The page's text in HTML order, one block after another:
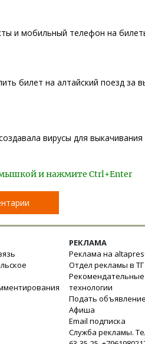
и мобильный телефон на
билет на алтайский поезд за
вирусы для выкачивания
и нажмите Ctrl+Enter
РЕКЛАМА
Реклама на
Отдел рекламы в ТГ
Рекомендательные
технологии
Подать
Афиша
Email подписка
Служба рекламы.